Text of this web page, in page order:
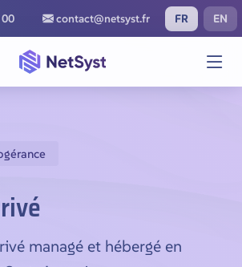
contact@netsyst.fr FR EN
managé et hébergé en